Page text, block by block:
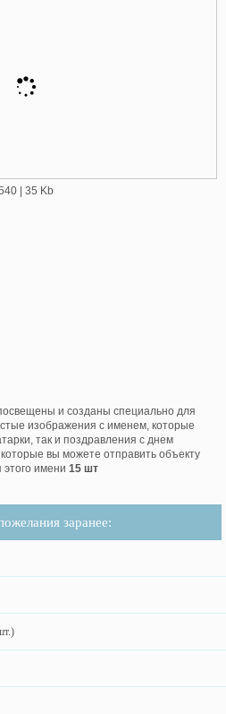
| 35 Kb
и созданы специально для
изображения с именем, которые
так и поздравления с днем
вы можете отправить объекту
этого имени 15 шт
заранее: